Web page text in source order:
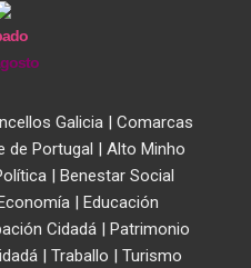
Galicia| Comarcas
de Portugal | Alto Minho
| Benestar Social
| Educación
Cidadá| Patrimonio
| Traballo | Turismo